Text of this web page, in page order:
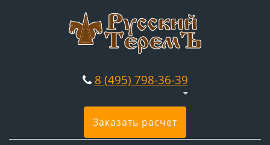
8 (495) 798-36-39
Заказать расчет